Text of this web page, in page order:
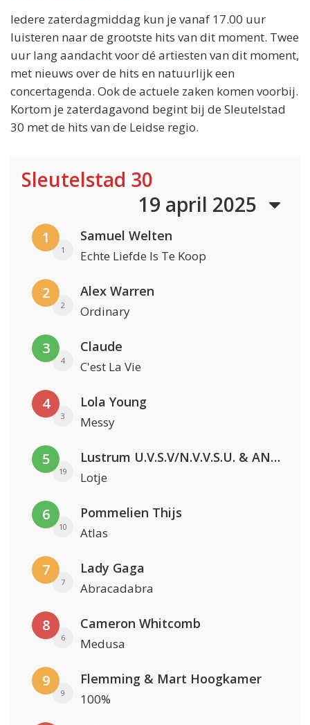
Iedere zaterdagmiddag kun je vanaf 17.00 uur
luisteren naar de grootste hits van dit moment. Twee
uur lang aandacht voor dé artiesten van dit moment,
met nieuws over de hits en natuurlijk een
concertagenda. Ook de actuele zaken komen voorbij.
Kortom je zaterdagavond begint bij de Sleutelstad
30 met de hits van de Leidse regio.
Sleutelstad 30
19 april 2025
1
1
Samuel Welten
Echte Liefde Is Te Koop
2
2
Alex Warren
Ordinary
3
4
Claude
C'est La Vie
4
3
Lola Young
Messy
5
19
Lustrum U.V.S.V/N.V.V.S.U. & ANNO ONS & Jopke van Dobbenburgh & Roeland Beelen
Lotje
6
10
Pommelien Thijs
Atlas
7
7
Lady Gaga
Abracadabra
8
6
Cameron Whitcomb
Medusa
9
9
Flemming & Mart Hoogkamer
100%